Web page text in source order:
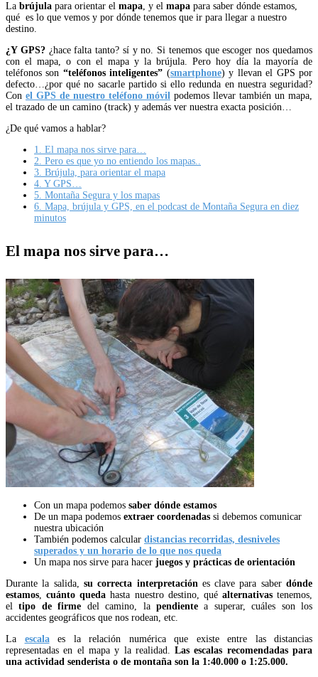
La brújula para orientar el mapa, y el mapa para saber dónde estamos,
qué es lo que vemos y por dónde tenemos que ir para llegar a nuestro
destino.
¿Y GPS?¿hace falta tanto? sí y no. Si tenemos que escoger nos quedamos
con el mapa, o con el mapa y la brújula. Pero hoy día la mayoría de
teléfonos son “teléfonos inteligentes” (smartphone) y llevan el GPS por
defecto…¿por qué no sacarle partido si ello redunda en nuestra seguridad?
Con el GPS de nuestro teléfono móvil podemos llevar también un mapa,
el trazado de un camino (track) y además ver nuestra exacta posición…
¿De qué vamos a hablar?
1. El mapa nos sirve para…
2. Pero es que yo no entiendo los mapas..
3. Brújula, para orientar el mapa
4. Y GPS…
5. Montaña Segura y los mapas
6. Mapa, brújula y GPS, en el podcast de Montaña Segura en diez
minutos
El mapa nos sirve para…
Con un mapa podemos saber dónde estamos
De un mapa podemos extraer coordenadas si debemos comunicar
nuestra ubicación
También podemos calcular distancias recorridas, desniveles
superados y un horario de lo que nos queda
Un mapa nos sirve para hacer juegos y prácticas de orientación
Durante la salida, su correcta interpretación es clave para saberdónde
estamos,cuánto queda hasta nuestro destino, qué alternativastenemos,
eltipo de firme del camino, la pendientea superar, cuáles son los
accidentes geográficos que nos rodean, etc.
La escalaes la relación numérica que existe entre las distancias
representadas en el mapa y la realidad.Las escalas recomendadas para
una actividad senderista o de montaña son la 1:40.000 o 1:25.000.